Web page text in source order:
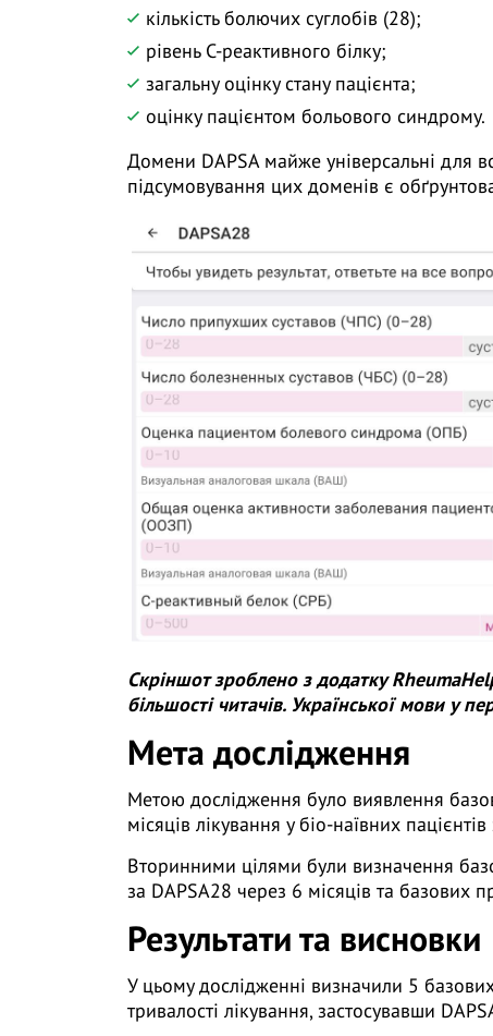
кількість болючих суглобів (28);
рівень С-реактивного білку;
загальну оцінку стану пацієнта;
оцінку пацієнтом больового синдрому.
Домени DAPSA майже універсальні для
підсумовування цих доменів є
Скріншот зроблено з додатку
більшості читачів. Української мови у
Мета дослідження
Метою дослідження було виявлення
місяців лікування у біо-наївних
Вторинними цілями були визначення
за DAPSA28 через 6 місяців та базових
Результати та висновки
У цьому дослідженні визначили 5
тривалості лікування, застосувавши